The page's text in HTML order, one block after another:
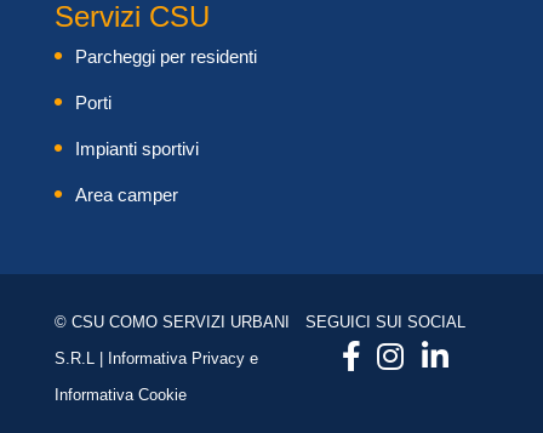
Servizi CSU
Parcheggi per residenti
Porti
Impianti sportivi
Area camper
© CSU COMO SERVIZI URBANI
S.R.L |
Informativa Privacye
Informativa Cookie
SEGUICI SUI SOCIAL